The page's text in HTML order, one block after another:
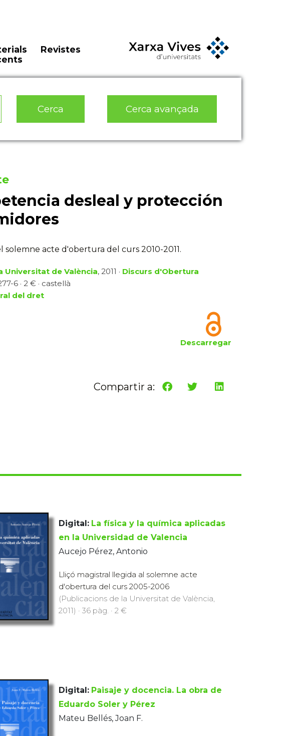
Revistes
Cerca Cerca avançada
desleal y protección
solemne acte d'obertura del curs 2010-2011.
Universitat de València, 2011 · Discurs d'Obertura
6 · 2 € · castellà
del dret
Descarregar
Compartir a:
Digital: La física y la química aplicadas
en la Universidad de Valencia
Aucejo Pérez, Antonio
Lliçó magistral llegida al solemne acte
d'obertura del curs 2005-2006
(Publicacions de la Universitat de València,
2011) · 36 pàg. · 2 €
Digital: Paisaje y docencia. La obra de
Eduardo Soler y Pérez
Mateu Bellés, Joan F.